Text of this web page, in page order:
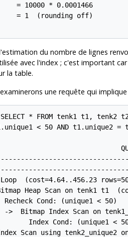
= 10000 * 0.0001466
= 1  (rounding off)
du nombre de lignes
avec l'index ; c'est important
la table.
une requête qui
SELECT * FROM tenk1 t1, tenk2
< 50 AND t1.unique2
(cost=4.64..456.23
Heap Scan on tenk1 t1
Recheck Cond: (unique1 < 50)
->  Bitmap Index Scan on
Index Cond: (unique1 <
Scan using tenk2_unique2